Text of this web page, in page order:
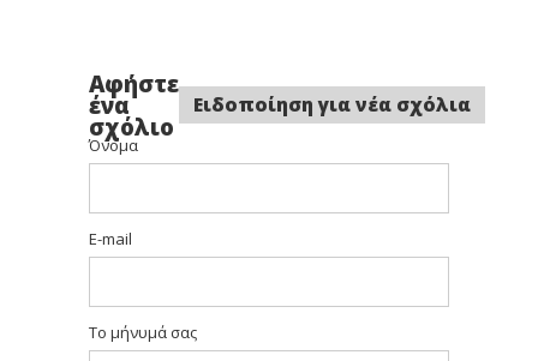
Αφήστε
ένα
σχόλιο
Ειδοποίηση για νέα σχόλια
Όνομα
E-mail
Το μήνυμά σας